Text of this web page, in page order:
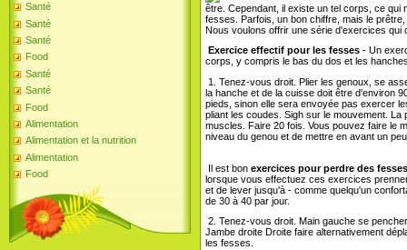
Santé
Santé
Santé
Food
Santé
Santé
Food
Alimentation
Alimentation et la nutrition
Alimentation
Food
être. Cependant, il existe un tel corps, ce
fesses. Parfois, un bon chiffre, mais le
Nous voulons offrir une série d'exercices qui
Exercice effectif pour les fesses - Un
corps, y compris le bas du dos et les
1. Tenez-vous droit. Plier les genoux, se
la hanche et de la cuisse doit être d'environ
pieds, sinon elle sera envoyée pas exercer
pliant les coudes. Sigh sur le mouvement.
muscles. Faire 20 fois. Vous pouvez faire le
niveau du genou et de mettre en avant un
Il est bon exercices pour perdre des
lorsque vous effectuez ces exercices
et de lever jusqu'à - comme quelqu'un
de 30 à 40 par jour.
2. Tenez-vous droit. Main gauche se
Jambe droite Droite faire alternativement
les fesses.